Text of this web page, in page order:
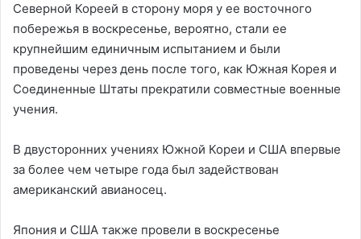
Северной Кореей в сторону моря у ее восточного
побережья в воскресенье, вероятно, стали ее
крупнейшим единичным испытанием и были
проведены через день после того, как Южная Корея и
Соединенные Штаты прекратили совместные военные
учения.
В двусторонних учениях Южной Кореи и США впервые
за более чем четыре года был задействован
американский авианосец.
Япония и США также провели в воскресенье